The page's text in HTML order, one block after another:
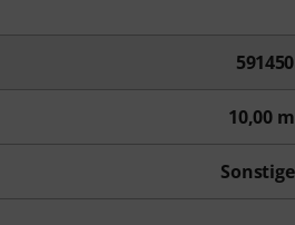
591450
10,00 m
Sonstige